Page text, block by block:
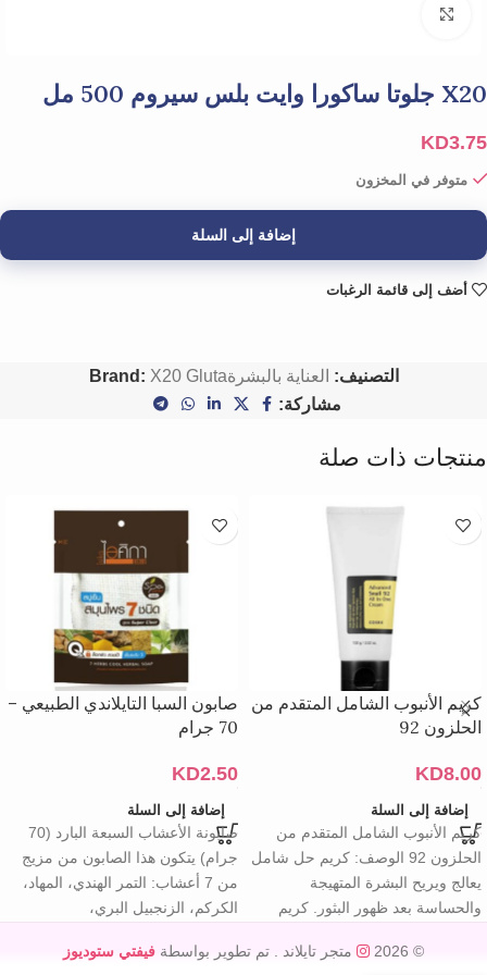
X20 جلوتا ساكورا وايت بلس سيروم 500 مل
KD3.75
متوفر في المخزون
إضافة إلى السلة
أضف إلى قائمة الرغبات
التصنيف: العناية بالبشرة Brand: X20 Gluta
مشاركة:
منتجات ذات صلة
كريم الأنبوب الشامل المتقدم من
الحلزون 92
KD8.00
إضافة إلى السلة
كريم الأنبوب الشامل المتقدم من
الحلزون 92 الوصف: كريم حل شامل
يعالج ويريح البشرة المتهيجة
والحساسة بعد ظهور البثور. كريم
صابون السبا التايلاندي الطبيعي –
70 جرام
KD2.50
إضافة إلى السلة
صابونة الأعشاب السبعة البارد (70
جرام) يتكون هذا الصابون من مزيج
من 7 أعشاب: التمر الهندي، المهاد،
الكركم، الزنجبيل البري،
© 2026 متجر تايلاند . تم تطوير بواسطة فيفتي ستوديوز